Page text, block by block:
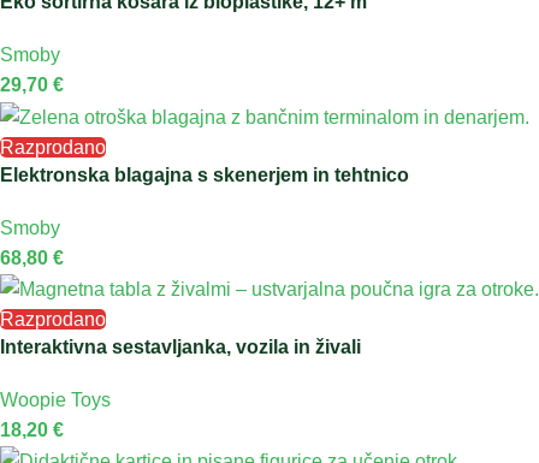
Smoby
29,70 €
Razprodano
Elektronska blagajna s skenerjem in tehtnico
Smoby
68,80 €
Razprodano
Interaktivna sestavljanka, vozila in živali
Woopie Toys
18,20 €